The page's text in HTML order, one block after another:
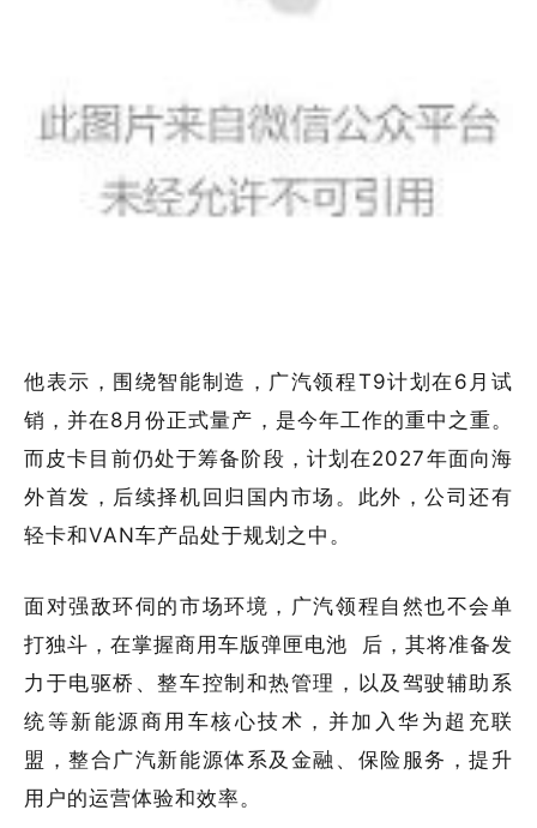
他表示，围绕智能制造，广汽领程T9计划在6月试
销，并在8月份正式量产，是今年工作的重中之重。
而皮卡目前仍处于筹备阶段，计划在2027年面向海
外首发，后续择机回归国内市场。此外，公司还有
轻卡和VAN车产品处于规划之中。
面对强敌环伺的市场环境，广汽领程自然也不会单
打独斗，在掌握商用车版弹匣电池
后，其将准备发
力于电驱桥、整车控制和热管理，以及驾驶辅助系
统等新能源商用车核心技术，并加入华为超充联
盟，整合广汽新能源体系及金融、保险服务，提升
用户的运营体验和效率。